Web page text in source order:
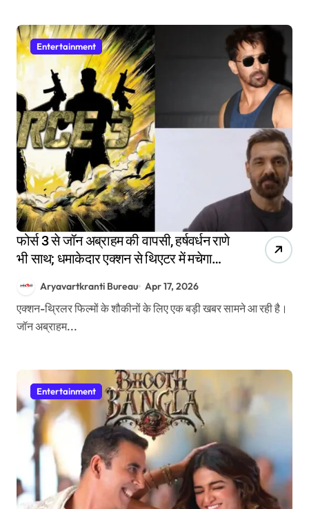
Entertainment
फोर्स 3 से जॉन अब्राहम की वापसी, हर्षवर्धन राणे
भी साथ; धमाकेदार एक्शन से थिएटर में मचेगा
Aryavartkranti Bureau Apr 17, 2026
एक्शन-थ्रिलर फिल्मों के शौकीनों के लिए एक बड़ी खबर सामने आ रही है।
जॉन अब्राहम...
Entertainment